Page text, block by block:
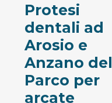
Protesi
dentali ad
Arosio e
Anzano del
Parco per
arcate